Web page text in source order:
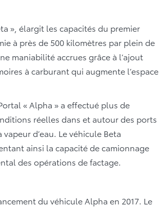
», élargit les capacités du premier
à près de 500 kilomètres par plein de
maniabilité accrues grâce à l’ajout
à carburant qui augmente l’espace
« Alpha » a effectué plus de
réelles dans et autour des ports
d’eau. Le véhicule Beta
ainsi la capacité de camionnage
des opérations de factage.
du véhicule Alpha en 2017. Le